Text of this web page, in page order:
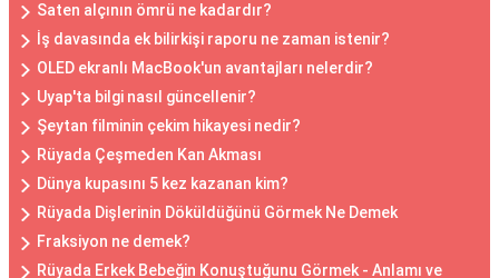
Saten alçının ömrü ne kadardır?
İş davasında ek bilirkişi raporu ne zaman istenir?
OLED ekranlı MacBook'un avantajları nelerdir?
Uyap'ta bilgi nasıl güncellenir?
Şeytan filminin çekim hikayesi nedir?
Rüyada Çeşmeden Kan Akması
Dünya kupasını 5 kez kazanan kim?
Rüyada Dişlerinin Döküldüğünü Görmek Ne Demek
Fraksiyon ne demek?
Rüyada Erkek Bebeğin Konuştuğunu Görmek - Anlamı ve